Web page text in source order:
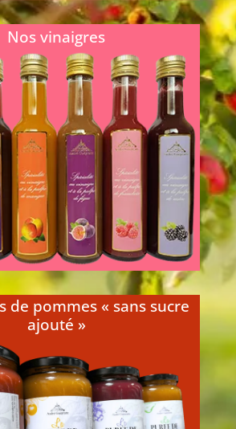
Nos vinaigres
au vinaigre et à la pulpe de
pour l’assaisonnement
le déglaçage des sauces ou
l’élaboration...
En savoir plus...
de pommes « sans sucre
ajouté »
des vergers Normands
dessert ! Nos Purées de
sans sucre ajouté c’est une